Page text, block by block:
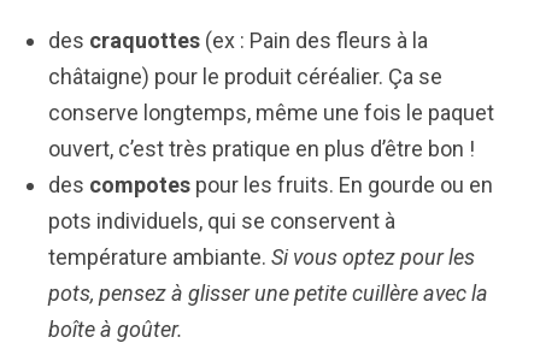
des craquottes (ex : Pain des fleurs à la
châtaigne) pour le produit céréalier. Ça se
conserve longtemps, même une fois le paquet
ouvert, c’est très pratique en plus d’être bon !
des compotes pour les fruits. En gourde ou en
pots individuels, qui se conservent à
température ambiante. Si vous optez pour les
pots, pensez à glisser une petite cuillère avec la
boîte à goûter.